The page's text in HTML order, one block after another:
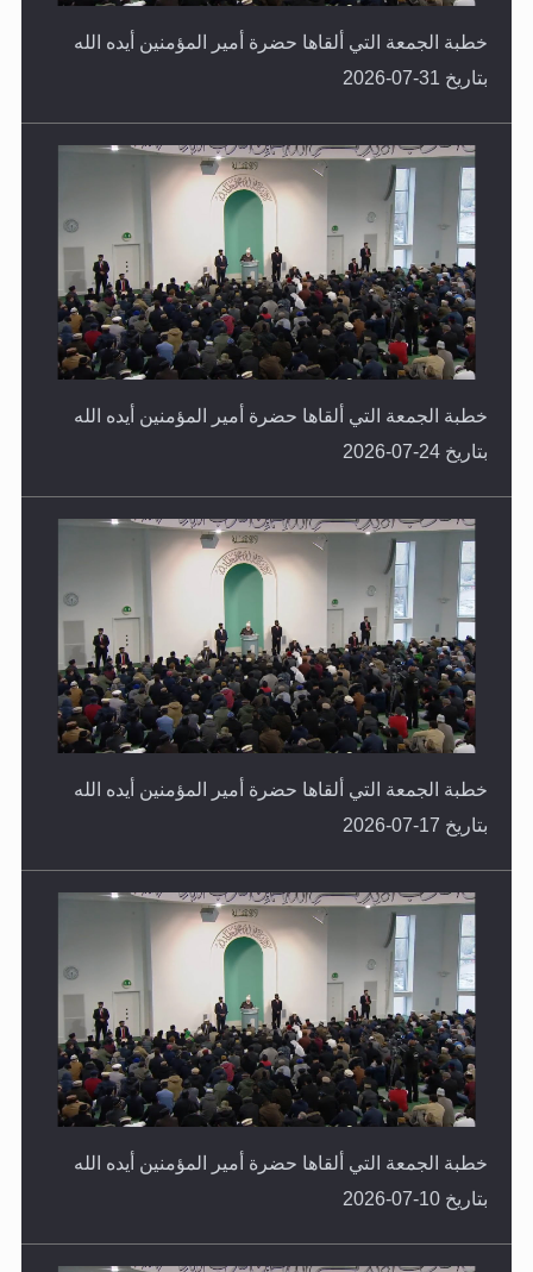
خطبة الجمعة التي ألقاها حضرة أمير المؤمنين أيده الله
بتاريخ 31-07-2026
خطبة الجمعة التي ألقاها حضرة أمير المؤمنين أيده الله
بتاريخ 24-07-2026
خطبة الجمعة التي ألقاها حضرة أمير المؤمنين أيده الله
بتاريخ 17-07-2026
خطبة الجمعة التي ألقاها حضرة أمير المؤمنين أيده الله
بتاريخ 10-07-2026